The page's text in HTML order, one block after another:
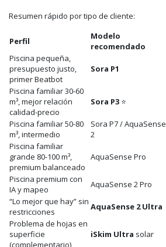
Resumen rápido por tipo de cliente:
Perfil
Modelo
recomendado
Piscina pequeña,
presupuesto justo,
primer Beatbot
Sora P1
Piscina familiar 30-60
m³, mejor relación
calidad-precio
Sora P3 ⭐
Piscina familiar 50-80
m³, intermedio
Sora P7 / AquaSense
2
Piscina familiar
grande 80-100 m³,
premium balanceado
AquaSense Pro
Piscina premium con
IA y mapeo
AquaSense 2 Pro
“Lo mejor que hay” sin
restricciones
AquaSense 2 Ultra
Problema de hojas en
superficie
(complementario)
iSkim Ultra solar